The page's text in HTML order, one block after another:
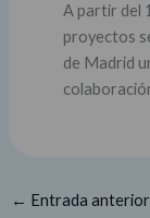
A partir del
proyectos
de Madrid
← Entrada anterior